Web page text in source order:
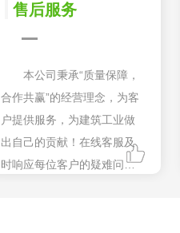
售后服务
本公司秉承“质量保障，
合作共赢”的经营理念，为客
户提供服务，为建筑工业做
出自己的贡献！在线客服及
时响应每位客户的疑难问